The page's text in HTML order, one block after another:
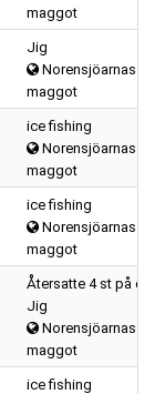
maggot
Jig
Norensjöarnas
maggot
ice fishing
Norensjöarnas
maggot
ice fishing
Norensjöarnas
maggot
Återsatte 4 st på ca
Jig
Norensjöarnas
maggot
ice fishing